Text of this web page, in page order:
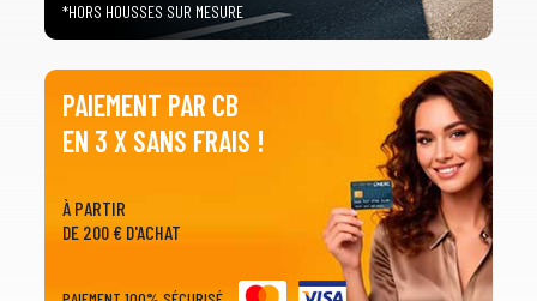
*HORS HOUSSES SUR MESURE
PAIEMENT PAR CB
EN 3 X SANS FRAIS !
À PARTIR
DE 200 € D'ACHAT